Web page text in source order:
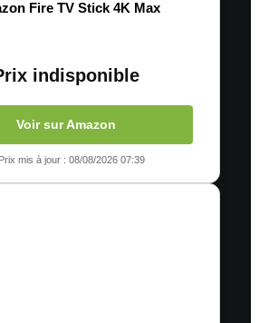
Fire TV Stick 4K Max
indisponible
Voir sur Amazon
Prix mis à jour : 08/08/2026 07:39